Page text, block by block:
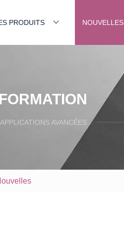
PRODUITS NOUVELLES
AVANCÉES